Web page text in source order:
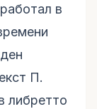
в
П.
либретто